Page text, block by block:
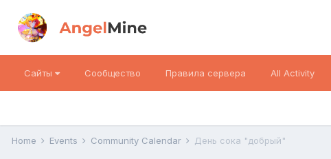
Сайты Сообщество Правила сервера All Activity
Home Events Community Calendar День сока "добрый"